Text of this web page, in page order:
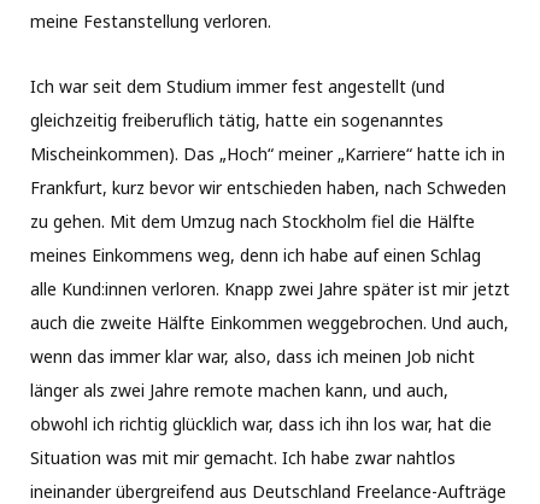
meine Festanstellung verloren.
Ich war seit dem Studium immer fest angestellt (und
gleichzeitig freiberuflich tätig, hatte ein sogenanntes
Mischeinkommen). Das „Hoch“ meiner „Karriere“ hatte ich in
Frankfurt, kurz bevor wir entschieden haben, nach Schweden
zu gehen. Mit dem Umzug nach Stockholm fiel die Hälfte
meines Einkommens weg, denn ich habe auf einen Schlag
alle Kund:innen verloren. Knapp zwei Jahre später ist mir jetzt
auch die zweite Hälfte Einkommen weggebrochen. Und auch,
wenn das immer klar war, also, dass ich meinen Job nicht
länger als zwei Jahre remote machen kann, und auch,
obwohl ich richtig glücklich war, dass ich ihn los war, hat die
Situation was mit mir gemacht. Ich habe zwar nahtlos
ineinander übergreifend aus Deutschland Freelance-Aufträge